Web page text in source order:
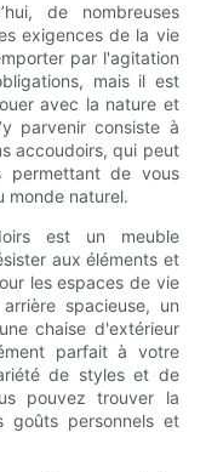
de nombreuses
exigences de la vie
par l'agitation
mais il est
avec la nature et
parvenir consiste à
accoudoirs, qui peut
de vous
monde naturel.
est un meuble
aux éléments et
les espaces de vie
spacieuse, un
chaise d'extérieur
parfait à votre
de styles et de
pouvez trouver la
goûts personnels et